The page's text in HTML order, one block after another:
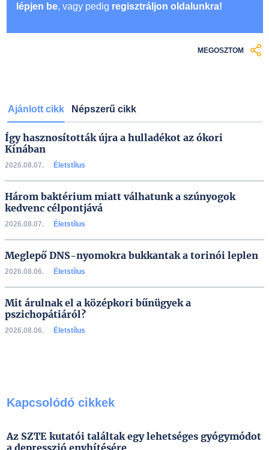
lépjen be, vagy pedig regisztráljon oldalunkra!
MEGOSZTOM
Ajánlott cikk Népszerű cikk
Így hasznosították újra a hulladékot az ókori
Kínában
2026.08.07. Életstílus
Három baktérium miatt válhatunk a szúnyogok
kedvenc célpontjává
2026.08.07. Életstílus
Meglepő DNS-nyomokra bukkantak a torinói leplen
2026.08.06. Életstílus
Mit árulnak el a középkori bűnügyek a
pszichopátiáról?
2026.08.06. Életstílus
Kapcsolódó cikkek
Az SZTE kutatói találtak egy lehetséges gyógymódot
a depresszió enyhítésére